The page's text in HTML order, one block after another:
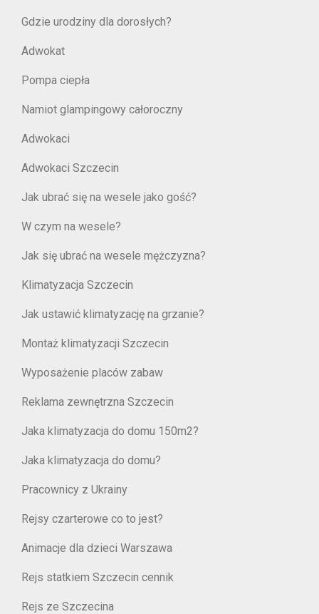
Gdzie urodziny dla dorosłych?
Adwokat
Pompa ciepła
Namiot glampingowy całoroczny
Adwokaci
Adwokaci Szczecin
Jak ubrać się na wesele jako gość?
W czym na wesele?
Jak się ubrać na wesele mężczyzna?
Klimatyzacja Szczecin
Jak ustawić klimatyzację na grzanie?
Montaż klimatyzacji Szczecin
Wyposażenie placów zabaw
Reklama zewnętrzna Szczecin
Jaka klimatyzacja do domu 150m2?
Jaka klimatyzacja do domu?
Pracownicy z Ukrainy
Rejsy czarterowe co to jest?
Animacje dla dzieci Warszawa
Rejs statkiem Szczecin cennik
Rejs ze Szczecina